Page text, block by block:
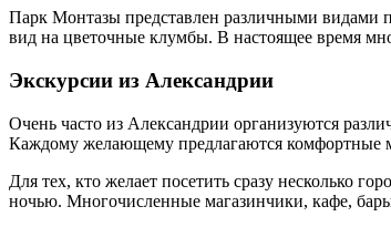
Парк Монтазы представлен различными видами
вид на цветочные клумбы. В настоящее время
Экскурсии из Александрии
Очень часто из Александрии организуются
Каждому желающему предлагаются комфортные
Для тех, кто желает посетить сразу несколько
ночью. Многочисленные магазинчики, кафе,